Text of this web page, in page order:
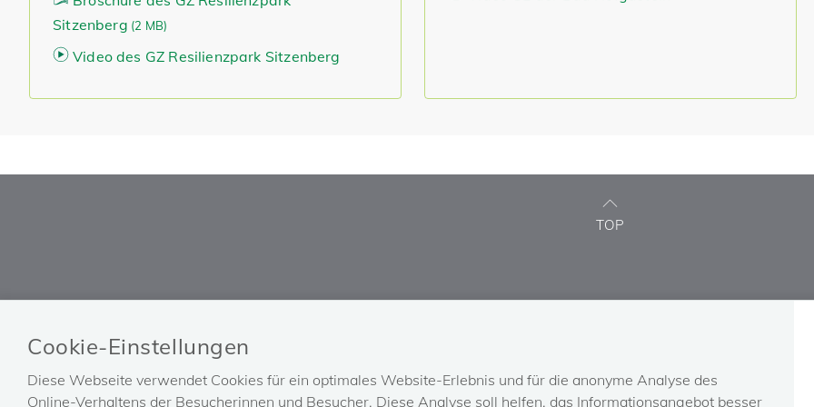
Cookie-Einstellungen
Diese Webseite verwendet Cookies für ein optimales Website-Erlebnis und für die anonyme Analyse des
Online-Verhaltens der Besucherinnen und Besucher. Diese Analyse soll helfen, das Informationsangebot besser
Sitzenberg (2 MB)
Video des GZ Resilienzpark Sitzenberg
TOP
Impressum
Barrierefreiheitserklärung
FAQ
Technische Unterstützung
Austrian social security
Ombudsstelle